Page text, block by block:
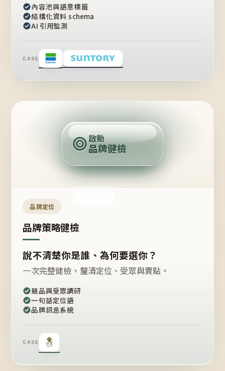
內容池與語意標籤
結構化資料 schema
AI 引用監測
CASE
定
位
點
啟動
品牌健檢
品牌定位
品牌策略健檢
說不清楚你是誰、為何要選你？
一次完整健檢，釐清定位、受眾與賣點。
競品與受眾調研
一句話定位語
品牌訊息系統
CASE